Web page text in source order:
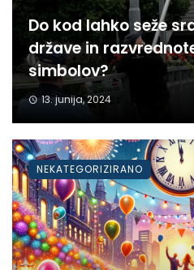
Do kod lahko seže
države in
simbolov?
13. junija, 2024
NEKATEGORIZIRANO